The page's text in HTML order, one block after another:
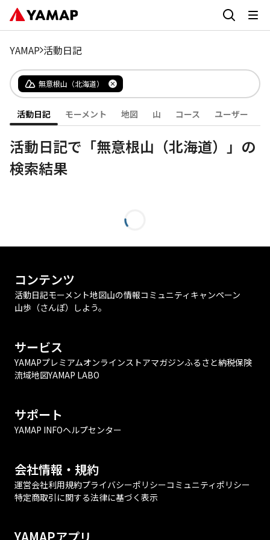
YAMAP 活動日記
無意根山（北海道）
活動日記 モーメント 地図 山 コース ユーザー
活動日記で「無意根山（北海道）」の
検索結果
コンテンツ
活動日記モーメント地図山の情報コミュニティ キャンペーン
山歩（さんぽ）しよう。
サービス
YAMAPプレミアムオンラインストアマガジンふるさと納税保険
流域地図YAMAP LABO
サポート
YAMAP INFOヘルプセンター
会社情報・規約
運営会社利用規約プライバシーポリシーコミュニティポリシー
特定商取引に関する法律に基づく表示